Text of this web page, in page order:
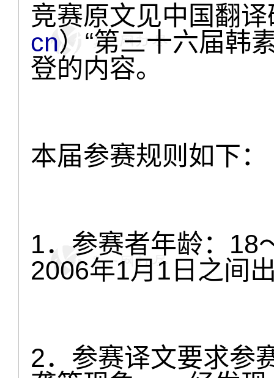
竞赛原文见中国翻
cn）“第三十六届韩
登的内容。
本届参赛规则如下：
1．参赛者年龄：18
2006年1月1日之间
2．参赛译文要求参